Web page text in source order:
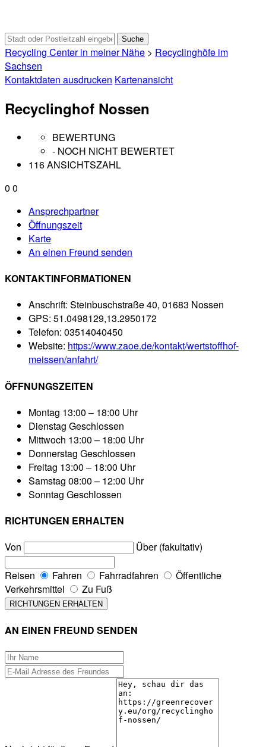
Recycling Center in meiner Nähe > Recyclinghöfe im
Sachsen
Kontaktdaten ausdrucken Kartenansicht
Recyclinghof Nossen
BEWERTUNG
- NOCH NICHT BEWERTET
116 ANSICHTSZAHL
0 0
Ansprechpartner
Öffnungszeit
Karte
An einen Freund senden
KONTAKTINFORMATIONEN
Anschrift: Steinbuschstraße 40, 01683 Nossen
GPS: 51.0498129,13.2950172
Telefon: 03514040450
Website: https://www.zaoe.de/kontakt/wertstoffhof-
meissen/anfahrt/
ÖFFNUNGSZEITEN
Montag 13:00 – 18:00 Uhr
Dienstag Geschlossen
Mittwoch 13:00 – 18:00 Uhr
Donnerstag Geschlossen
Freitag 13:00 – 18:00 Uhr
Samstag 08:00 – 12:00 Uhr
Sonntag Geschlossen
RICHTUNGEN ERHALTEN
Von
Über (fakultativ)
Reisen Fahren Fahrradfahren
Öffentliche
Verkehrsmittel
Zu Fuß
AN EINEN FREUND SENDEN